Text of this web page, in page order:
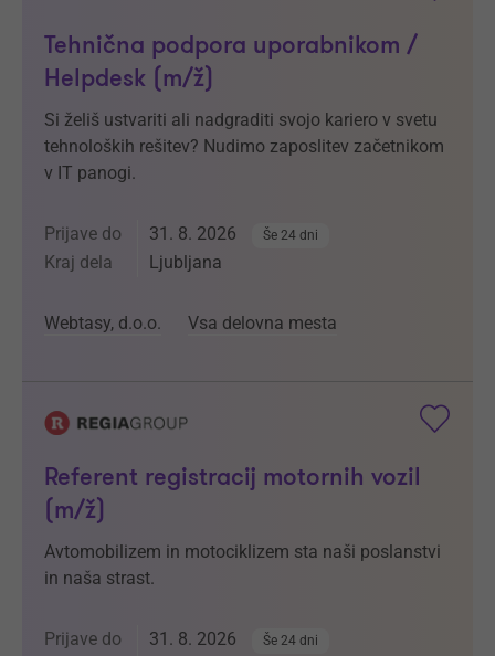
Tehnična podpora uporabnikom /
Helpdesk (m/ž)
Si želiš ustvariti ali nadgraditi svojo kariero v svetu
tehnoloških rešitev? Nudimo zaposlitev začetnikom
v IT panogi.
Prijave do 31. 8. 2026 Še 24 dni
Kraj dela Ljubljana
Webtasy, d.o.o. Vsa delovna mesta
Referent registracij motornih vozil
(m/ž)
Avtomobilizem in motociklizem sta naši poslanstvi
in naša strast.
Prijave do 31. 8. 2026 Še 24 dni